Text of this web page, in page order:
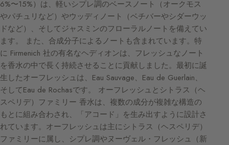
6%〜15%）は、軽いシプレ調のベースノート（オークモス
やパチュリなど）やウッディノート（ベチバーやシダーウッ
ドなど）、そしてジャスミンのフローラルノートを備えてい
ます。 また、合成分子によるノートも含まれています。特
に Firmenich 社の有名なヘディオンは、フレッシュなノート
を香水の中で長く持続させることに貢献しました。最初に誕
生したオーフレッシュは、Eau Sauvage、Eau de Guerlain、
そしてEau de Rochasです。 オーフレッシュとシトラス（ヘ
スペリデ）ファミリー 香水は、複数の成分が複雑な構造の
もとに組み合わされ、「アコード」を生み出すように設計さ
れています。オーフレッシュは主にシトラス（ヘスペリデ）
ファミリーに属し、シプレ調やヌーヴェル・フレッシュ（新